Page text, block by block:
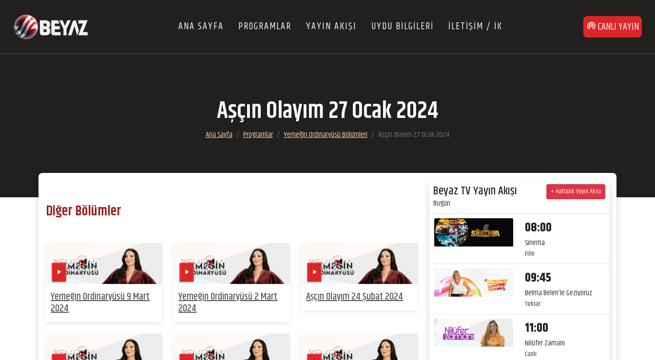
ANA SAYFA PROGRAMLAR YAYIN AKIŞI UYDU BİLGİLERİ İLETİŞİM / İK CANLI YAYIN
Aşçın Olayım 27 Ocak 2024
Ana Sayfa Programlar Yemeğin Ordinaryüsü Bölümleri Aşçın Olayım 27 Ocak 2024
Diğer Bölümler
Yemeğin Ordinaryüsü 9 Mart
2024
Yemeğin Ordinaryüsü 2 Mart
2024
Aşçın Olayım 24 Şubat 2024
Beyaz TV Yayın Akışı
Bugün
+ Haftalık Yayın Akışı
08:00
Sinema
Film
09:45
Belma Belen’le Geziyoruz
Tekrar
11:00
Nilüfer Zamanı
Canlı